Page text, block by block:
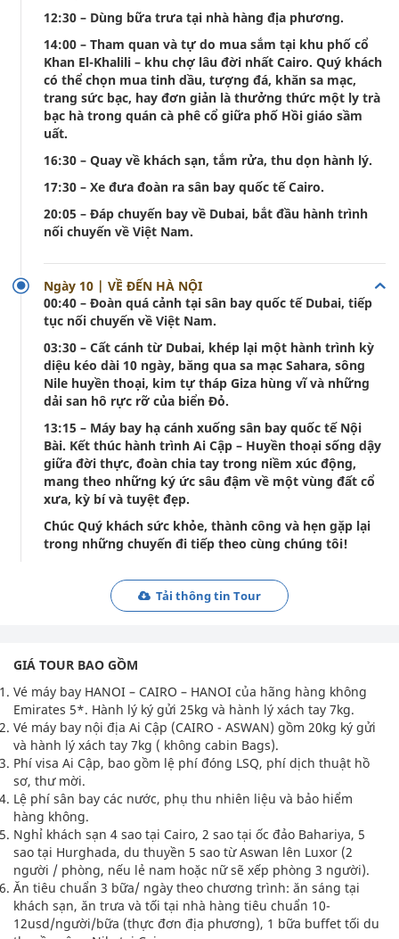
12:30 – Dùng bữa trưa tại nhà hàng địa phương.
14:00 – Tham quan và tự do mua sắm tại khu phố cổ
Khan El-Khalili – khu chợ lâu đời nhất Cairo. Quý khách
có thể chọn mua tinh dầu, tượng đá, khăn sa mạc,
trang sức bạc, hay đơn giản là thưởng thức một ly trà
bạc hà trong quán cà phê cổ giữa phố Hồi giáo sầm
uất.
16:30 – Quay về khách sạn, tắm rửa, thu dọn hành lý.
17:30 – Xe đưa đoàn ra sân bay quốc tế Cairo.
20:05 – Đáp chuyến bay về Dubai, bắt đầu hành trình
nối chuyến về Việt Nam.
Ngày 10 | VỀ ĐẾN HÀ NỘI
00:40 – Đoàn quá cảnh tại sân bay quốc tế Dubai, tiếp
tục nối chuyến về Việt Nam.
03:30 – Cất cánh từ Dubai, khép lại một hành trình kỳ
diệu kéo dài 10 ngày, băng qua sa mạc Sahara, sông
Nile huyền thoại, kim tự tháp Giza hùng vĩ và những
dải san hô rực rỡ của biển Đỏ.
13:15 – Máy bay hạ cánh xuống sân bay quốc tế Nội
Bài. Kết thúc hành trình Ai Cập – Huyền thoại sống dậy
giữa đời thực, đoàn chia tay trong niềm xúc động,
mang theo những ký ức sâu đậm về một vùng đất cổ
xưa, kỳ bí và tuyệt đẹp.
Chúc Quý khách sức khỏe, thành công và hẹn gặp lại
trong những chuyến đi tiếp theo cùng chúng tôi!
Tải thông tin Tour
GIÁ TOUR BAO GỒM
Vé máy bay HANOI – CAIRO – HANOI của hãng hàng không
Emirates 5*. Hành lý ký gửi 25kg và hành lý xách tay 7kg.
Vé máy bay nội địa Ai Cập (CAIRO - ASWAN) gồm 20kg ký gửi
và hành lý xách tay 7kg ( không cabin Bags).
Phí visa Ai Cập, bao gồm lệ phí đóng LSQ, phí dịch thuật hồ
sơ, thư mời.
Lệ phí sân bay các nước, phụ thu nhiên liệu và bảo hiểm
hàng không.
Nghỉ khách sạn 4 sao tại Cairo, 2 sao tại ốc đảo Bahariya, 5
sao tại Hurghada, du thuyền 5 sao từ Aswan lên Luxor (2
người / phòng, nếu lẻ nam hoặc nữ sẽ xếp phòng 3 người).
Ăn tiêu chuẩn 3 bữa/ ngày theo chương trình: ăn sáng tại
khách sạn, ăn trưa và tối tại nhà hàng tiêu chuẩn 10-
12usd/người/bữa (thực đơn địa phương), 1 bữa buffet tối du